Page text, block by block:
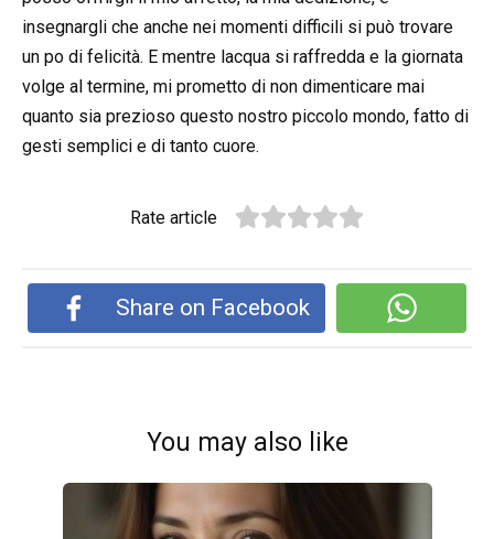
insegnargli che anche nei momenti difficili si può trovare
un po di felicità. E mentre lacqua si raffredda e la giornata
volge al termine, mi prometto di non dimenticare mai
quanto sia prezioso questo nostro piccolo mondo, fatto di
gesti semplici e di tanto cuore.
Rate article
Share on Facebook
You may also like